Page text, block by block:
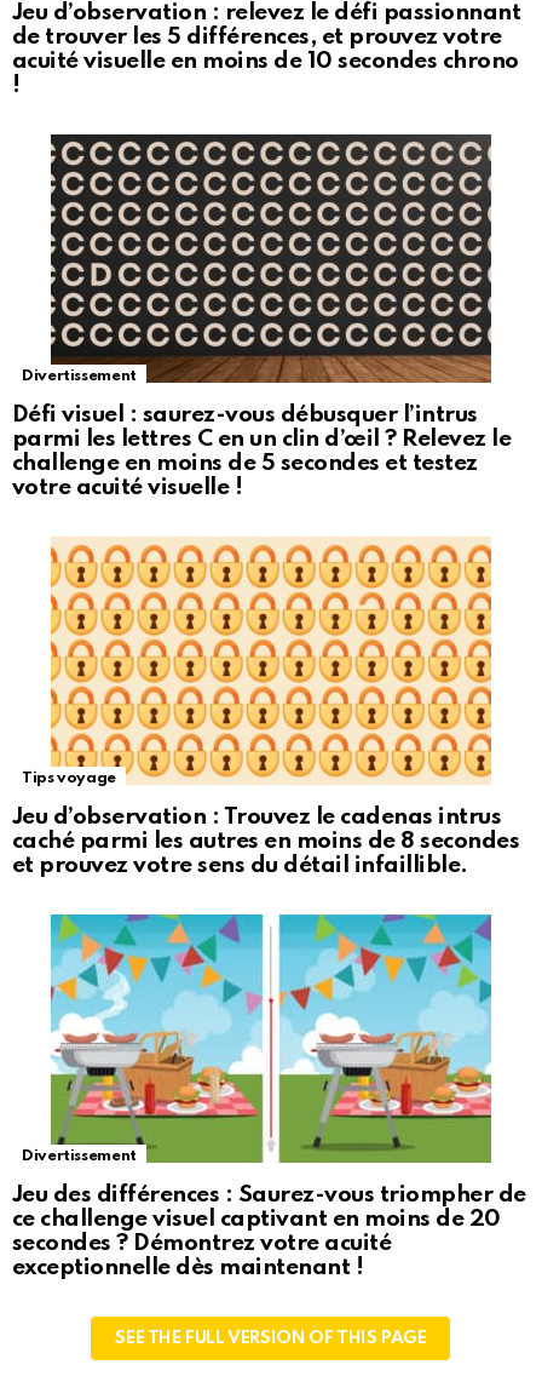
Jeu d’observation : relevez le défi passionnant
de trouver les 5 différences, et prouvez votre
acuité visuelle en moins de 10 secondes chrono
!
Divertissement
Défi visuel : saurez-vous débusquer l’intrus
parmi les lettres C en un clin d’œil ? Relevez le
challenge en moins de 5 secondes et testez
votre acuité visuelle !
Tips voyage
Jeu d’observation : Trouvez le cadenas intrus
caché parmi les autres en moins de 8 secondes
et prouvez votre sens du détail infaillible.
Divertissement
Jeu des différences : Saurez-vous triompher de
ce challenge visuel captivant en moins de 20
secondes ? Démontrez votre acuité
exceptionnelle dès maintenant !
SEE THE FULL VERSION OF THIS PAGE